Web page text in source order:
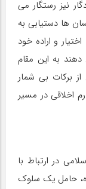
نیز رستگار می
ها دستیابی به
و اراده خود
به این مقام
از برکات بی شمار
اخلاقی در مسیر
در ارتباط با
حامل یک سلوک